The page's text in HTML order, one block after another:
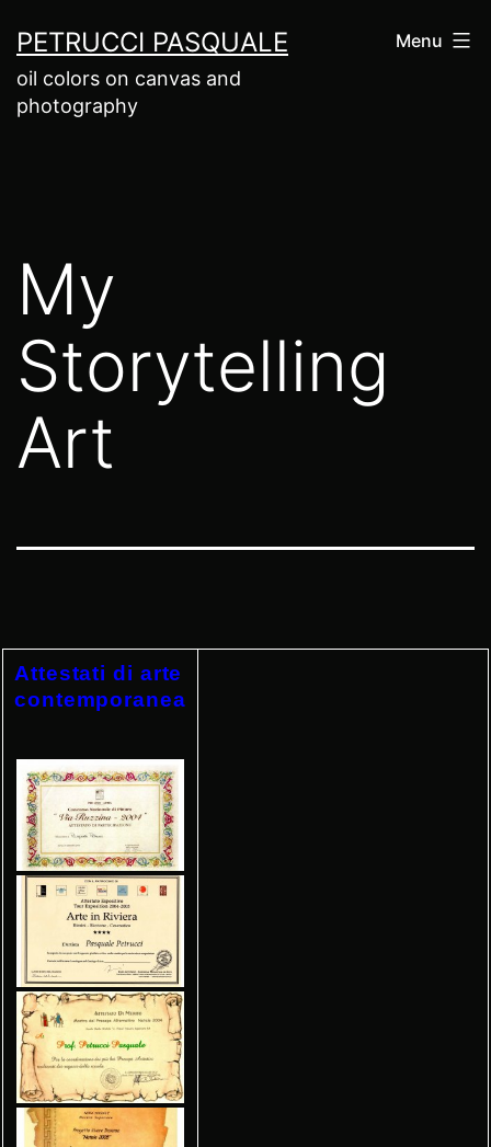
contenuto
PETRUCCI PASQUALE
oil colors on canvas and
photography
Menu
My
Storytelling
Art
Attestati di arte
contemporanea